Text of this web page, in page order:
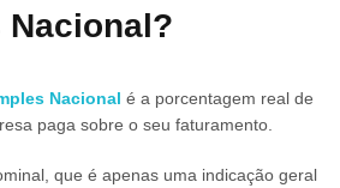
Nacional?
Nacional é a porcentagem real de
paga sobre o seu faturamento.
que é apenas uma indicação geral